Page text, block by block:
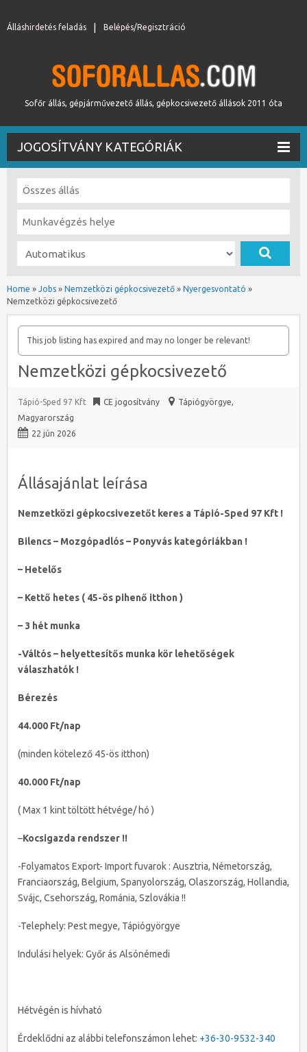
Belépés/Regisztráció
Álláshirdetés feladás
Sofőr állás, gépjárművezető állás, gépkocsivezető állások 2011 óta
JOGOSÍTVÁNY KATEGÓRIÁK
Home » Jobs » Nemzetközi gépkocsivezető » Nyergesvontató »
Nemzetközi gépkocsivezető
This job listing has expired and may no longer be relevant!
Nemzetközi gépkocsivezető
Tápió-Sped 97 Kft CE jogosítvány Tápiógyörgye,
Magyarország
22 jún 2026
Állásajánlat leírása
Nemzetközi gépkocsivezetőt keres a Tápió-Sped 97 Kft !
Bilencs – Mozgópadlós – Ponyvás kategóriákban !
– Hetelős
– Kettő hetes ( 45-ös pihenő itthon )
– 3 hét munka
-Váltós – helyettesítős munka kör lehetőségek
válaszhatók !
Bérezés
44.000 Ft/nap
(minden kötelező 45-ös itthon)
40.000 Ft/nap
( Max 1 kint töltött hétvége/ hó )
–Kocsigazda rendszer !!
-Folyamatos Export- Import fuvarok : Ausztria, Németország,
Franciaország, Belgium, Spanyolország, Olaszország, Hollandia,
Svájc, Csehország, Románia, Szlovákia !!
-Telephely: Pest megye, Tápiógyörgye
Indulási helyek: Győr ás Alsónémedi
Hétvégén is hívható
Érdeklődni az alábbi telefonszámon lehet: +36-30-9532-340